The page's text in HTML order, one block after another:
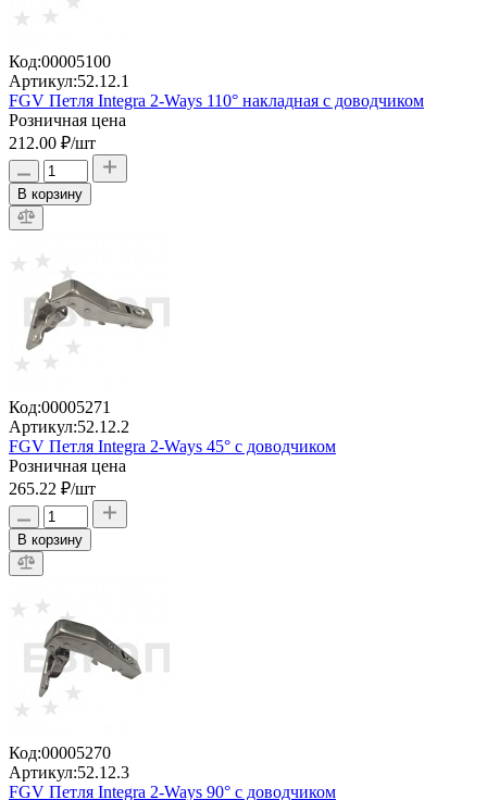
Код:00005100
Артикул:52.12.1
FGV Петля Integra 2-Ways 110° накладная с доводчиком
Розничная цена
212.00 ₽/шт
В корзину
Код:00005271
Артикул:52.12.2
FGV Петля Integra 2-Ways 45° с доводчиком
Розничная цена
265.22 ₽/шт
В корзину
Код:00005270
Артикул:52.12.3
FGV Петля Integra 2-Ways 90° с доводчиком